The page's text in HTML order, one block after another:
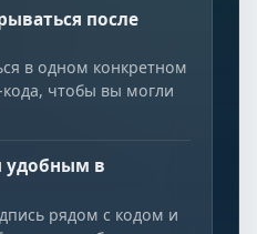
после
в одном конкретном
кода, чтобы вы могли
удобным в
рядом с кодом и